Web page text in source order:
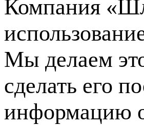
Компания
Мы делаем
сделать его
информацию